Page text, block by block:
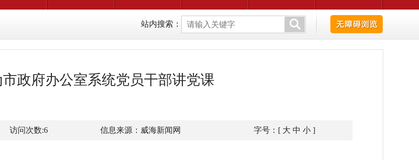
站内搜索：
政府办公室系统党员干部讲党课
访问次数:6 信息来源： 威海新闻网 字号：[ 大 中 小 ]